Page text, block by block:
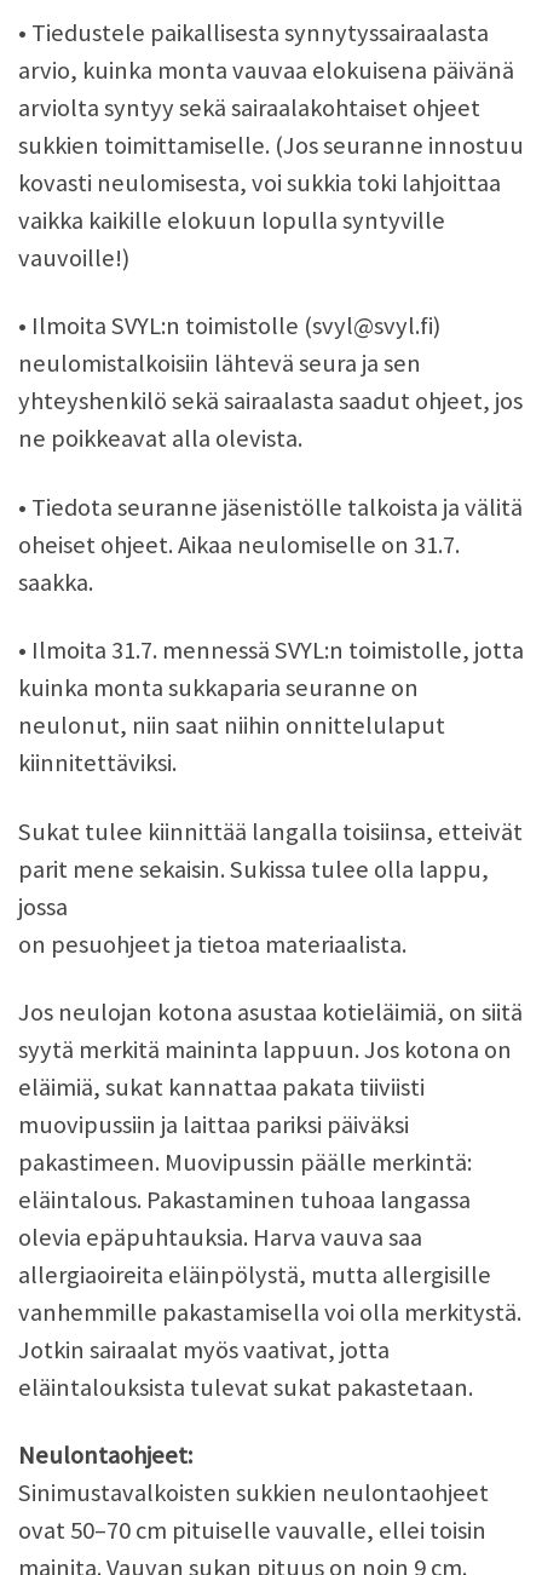
• Tiedustele paikallisesta synnytyssairaalasta
arvio, kuinka monta vauvaa elokuisena päivänä
arviolta syntyy sekä sairaalakohtaiset ohjeet
sukkien toimittamiselle. (Jos seuranne innostuu
kovasti neulomisesta, voi sukkia toki lahjoittaa
vaikka kaikille elokuun lopulla syntyville
vauvoille!)
• Ilmoita SVYL:n toimistolle (svyl@svyl.fi)
neulomistalkoisiin lähtevä seura ja sen
yhteyshenkilö sekä sairaalasta saadut ohjeet, jos
ne poikkeavat alla olevista.
• Tiedota seuranne jäsenistölle talkoista ja välitä
oheiset ohjeet. Aikaa neulomiselle on 31.7.
saakka.
• Ilmoita 31.7. mennessä SVYL:n toimistolle, jotta
kuinka monta sukkaparia seuranne on
neulonut, niin saat niihin onnittelulaput
kiinnitettäviksi.
Sukat tulee kiinnittää langalla toisiinsa, etteivät
parit mene sekaisin. Sukissa tulee olla lappu,
jossa
on pesuohjeet ja tietoa materiaalista.
Jos neulojan kotona asustaa kotieläimiä, on siitä
syytä merkitä maininta lappuun. Jos kotona on
eläimiä, sukat kannattaa pakata tiiviisti
muovipussiin ja laittaa pariksi päiväksi
pakastimeen. Muovipussin päälle merkintä:
eläintalous. Pakastaminen tuhoaa langassa
olevia epäpuhtauksia. Harva vauva saa
allergiaoireita eläinpölystä, mutta allergisille
vanhemmille pakastamisella voi olla merkitystä.
Jotkin sairaalat myös vaativat, jotta
eläintalouksista tulevat sukat pakastetaan.
Neulontaohjeet:
Sinimustavalkoisten sukkien neulontaohjeet
ovat 50–70 cm pituiselle vauvalle, ellei toisin
mainita. Vauvan sukan pituus on noin 9 cm.